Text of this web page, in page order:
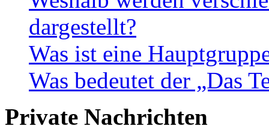
dargestellt?
Was ist eine
Was bedeutet der „Das
Private Nachrichten